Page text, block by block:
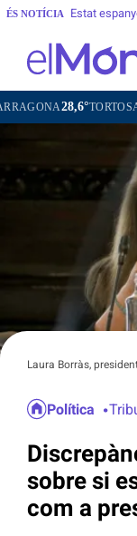
ÉS NOTÍCIA Estat
28,7°MATARÓ
Laura Borràs,
Política
sobre si
com a